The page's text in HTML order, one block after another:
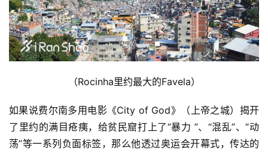
（Rocinha里约最大的Favela）
如果说费尔南多用电影《City of God》（上帝之城）揭开
了里约的满目疮痍，给贫民窟打上了“暴力 ”、“混乱”、“动
荡”等一系列负面标签，那么他透过奥运会开幕式，传达的